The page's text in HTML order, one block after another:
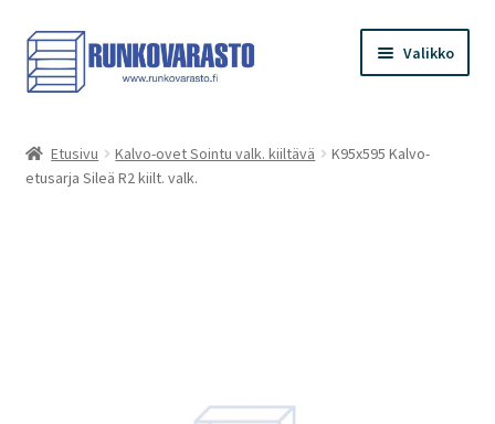
Siirry
navigointiin
Siirry
sisältöön
Valikko
Kauppa
Etusivu Kalvo-ovet Sointu valk. kiiltävä
K95x595 Kalvo-
etusarja Sileä R2 kiilt. valk.